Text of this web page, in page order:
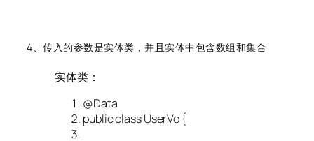
4、传入的参数是实体类，并且实体中包含数组和集合
实体类：
@Data
publicclassUserVo {